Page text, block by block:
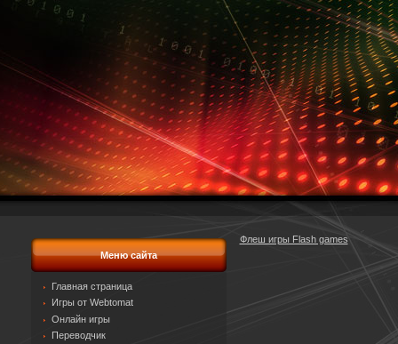
Меню сайта
Главная страница
Игры от Webtomat
Онлайн игры
Переводчик
Флеш игры Flash games